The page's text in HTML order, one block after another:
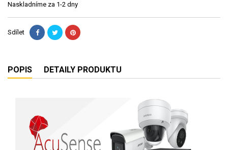
Naskladníme za 1-2 dny
Sdílet
POPIS DETAILY PRODUKTU